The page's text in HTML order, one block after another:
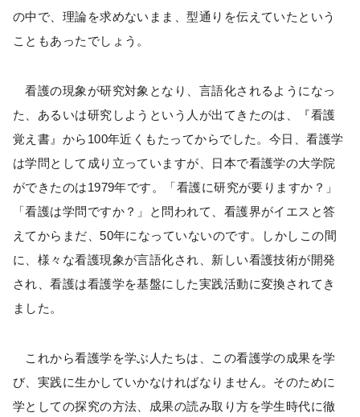
の中で、理論を求めないまま、型通りを伝えていたという
こともあったでしょう。
看護の現象が研究対象となり、言語化されるようになっ
た、あるいは研究しようという人が出てきたのは、『看護
覚え書』から100年近くもたってからでした。今日、看護学
は学問として成り立っていますが、日本で看護学の大学院
ができたのは1979年です。「看護に研究が要りますか？」
「看護は学問ですか？」と問われて、看護界がイエスと答
えてからまだ、50年になっていないのです。しかしこの間
に、様々な看護現象が言語化され、新しい看護技術が開発
され、看護は看護学を基盤にした実践活動に変換されてき
ました。
これから看護学を学ぶ人たちは、この看護学の成果を学
び、実践に生かしていかなければなりません。そのために
学としての探究の方法、成果の読み取り方を学生時代に徹